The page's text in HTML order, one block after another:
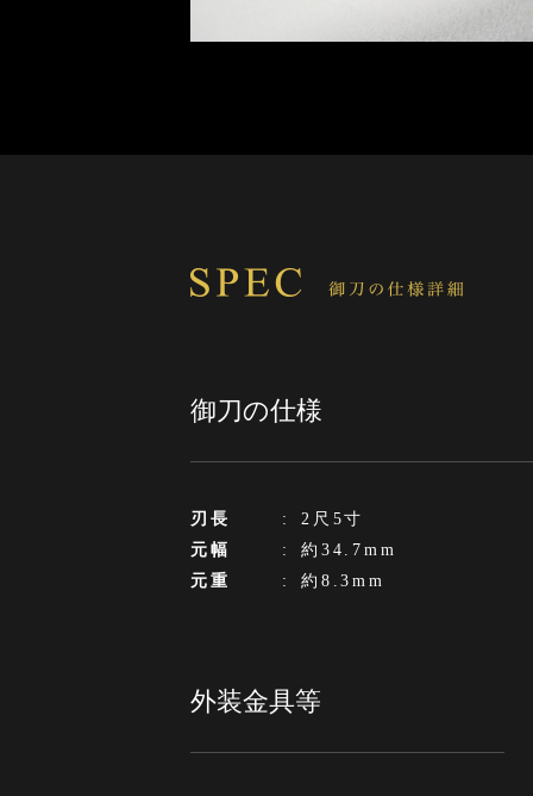
御刀の仕様
刃長 :
2尺5寸
元幅
:
約34.7mm
元重
: 約8.3mm
外装金具等